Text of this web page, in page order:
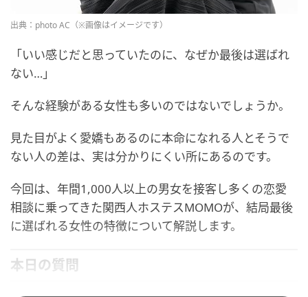
出典：photo AC（※画像はイメージです）
「いい感じだと思っていたのに、なぜか最後は選ばれ
ない…」
そんな経験がある女性も多いのではないでしょうか。
見た目がよく愛嬌もあるのに本命になれる人とそうで
ない人の差は、実は分かりにくい所にあるのです。
今回は、年間1,000人以上の男女を接客し多くの恋愛
相談に乗ってきた関西人ホステスMOMOが、結局最後
に選ばれる女性の特徴について解説します。
本日の質問